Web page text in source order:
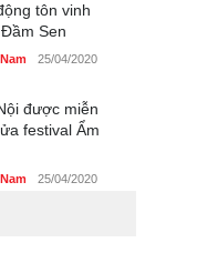
tôn vinh
Sen
25/04/2020
được miễn
festival Ẩm
25/04/2020